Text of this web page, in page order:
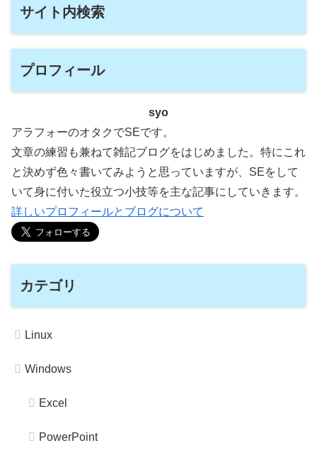
サイト内検索
プロフィール
syo
アラフォーのオタクでSEです。
文章の練習も兼ねて雑記ブログをはじめました。特にこれ
と決めず色々書いてみようと思っていますが、SEをして
いて身に付いた役立つ小技等を主な記事にしていきます。
詳しいプロフィールとブログについて
カテゴリ
Linux
Windows
Excel
PowerPoint